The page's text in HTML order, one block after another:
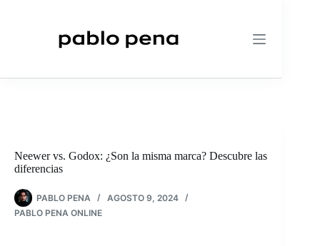
Neewer vs. Godox: ¿Son la misma marca? Descubre las
diferencias
PABLO PENA
AGOSTO 9, 2024
PABLO PENA ONLINE